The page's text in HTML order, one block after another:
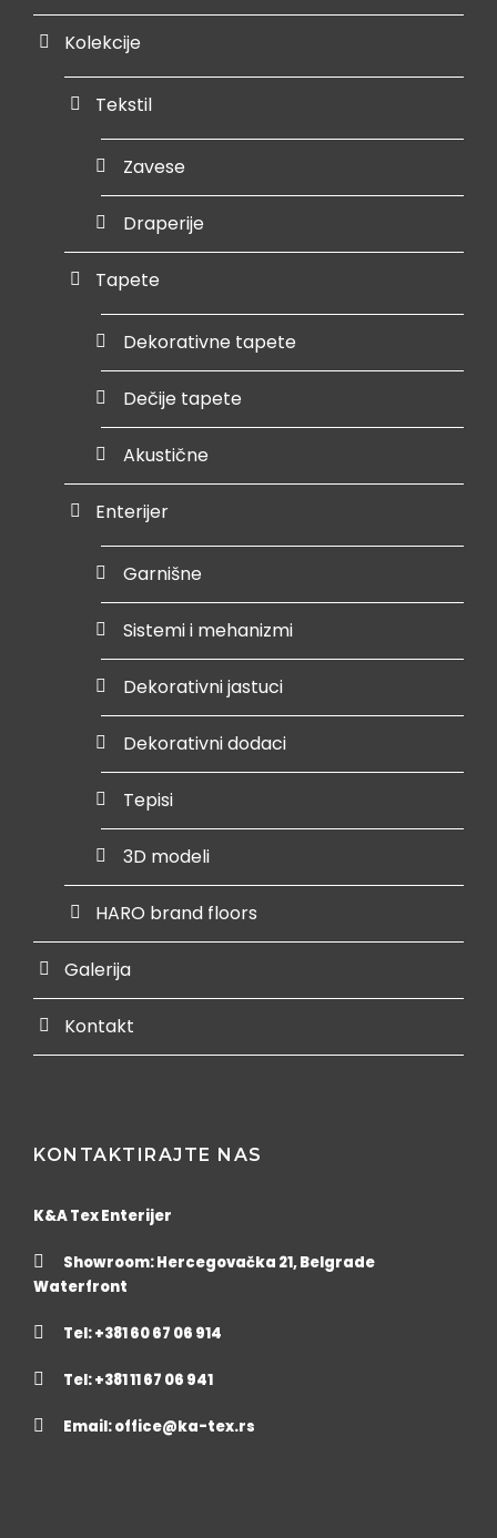
Kolekcije
Tekstil
Zavese
Draperije
Tapete
Dekorativne tapete
Dečije tapete
Akustične
Enterijer
Garnišne
Sistemi i mehanizmi
Dekorativni jastuci
Dekorativni dodaci
Tepisi
3D modeli
HARO brand floors
Galerija
Kontakt
KONTAKTIRAJTE NAS
K&A Tex Enterijer
Showroom: Hercegovačka 21, Belgrade
Waterfront
Tel: +381 60 67 06 914
Tel: +381 11 67 06 941
Email:office@ka-tex.rs